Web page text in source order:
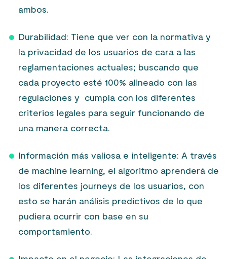
ambos.
Durabilidad: Tiene que ver con la normativa y
la privacidad de los usuarios de cara a las
reglamentaciones actuales; buscando que
cada proyecto esté 100% alineado con las
regulaciones y cumpla con los diferentes
criterios legales para seguir funcionando de
una manera correcta.
Información más valiosa e inteligente: A través
de machine learning, el algoritmo aprenderá de
los diferentes journeys de los usuarios, con
esto se harán análisis predictivos de lo que
pudiera ocurrir con base en su
comportamiento.